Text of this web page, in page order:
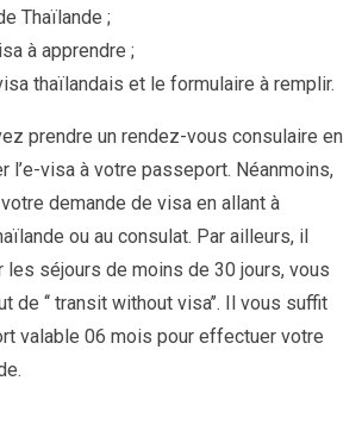
Thaïlande ;
à apprendre ;
thaïlandais et le formulaire à remplir.
prendre un rendez-vous consulaire en
l’e-visa à votre passeport. Néanmoins,
demande de visa en allant à
ou au consulat. Par ailleurs, il
les séjours de moins de 30 jours, vous
de ‘‘ transit without visa’’. Il vous suffit
valable 06 mois pour effectuer votre